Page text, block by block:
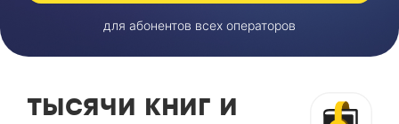
для абонентов всех операторов
тысячи книг и